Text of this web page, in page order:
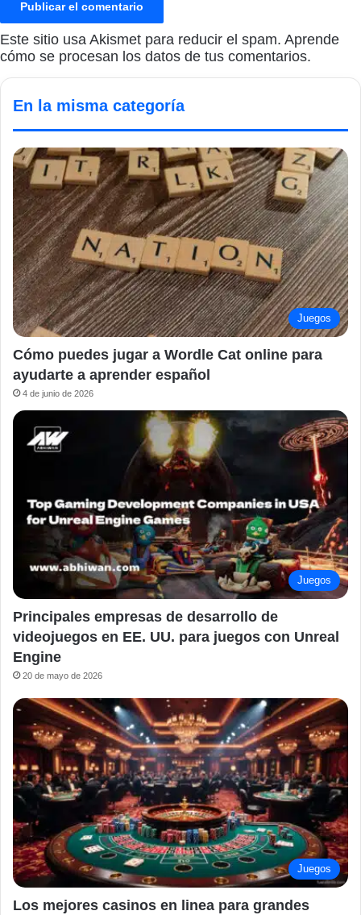
Este sitio usa Akismet para reducir el spam. Aprende
cómo se procesan los datos de tus comentarios.
En la misma categoría
Juegos
Cómo puedes jugar a Wordle Cat online para
ayudarte a aprender español
4 de junio de 2026
Juegos
Principales empresas de desarrollo de
videojuegos en EE. UU. para juegos con Unreal
Engine
20 de mayo de 2026
Juegos
Los mejores casinos en linea para grandes